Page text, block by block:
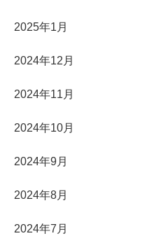
2025年1月
2024年12月
2024年11月
2024年10月
2024年9月
2024年8月
2024年7月